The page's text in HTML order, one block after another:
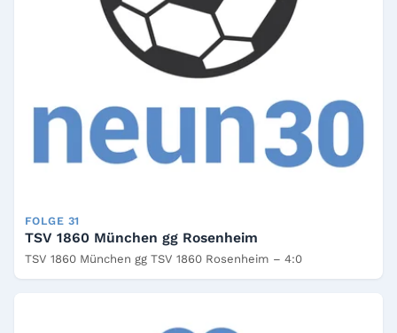
FOLGE 31
TSV 1860 München gg Rosenheim
TSV 1860 München gg TSV 1860 Rosenheim – 4:0